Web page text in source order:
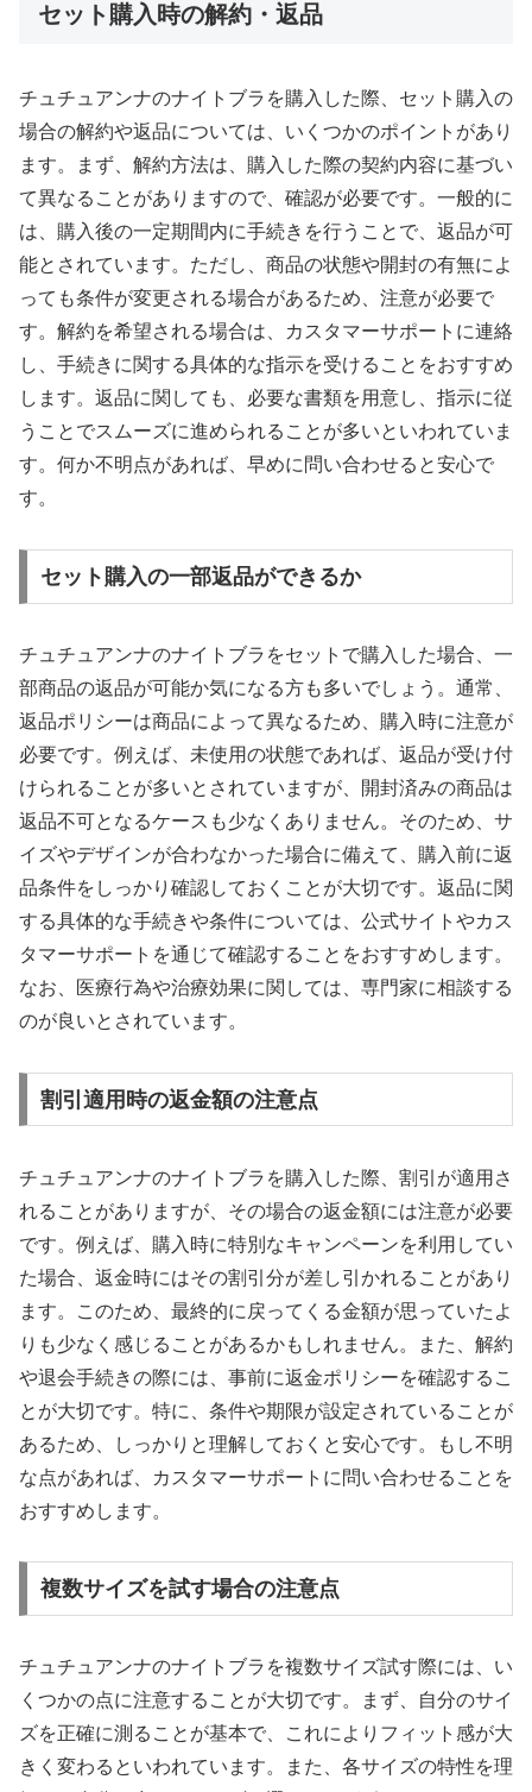
セット購入時の解約・返品
チュチュアンナのナイトブラを購入した際、セット購入の
場合の解約や返品については、いくつかのポイントがあり
ます。まず、解約方法は、購入した際の契約内容に基づい
て異なることがありますので、確認が必要です。一般的に
は、購入後の一定期間内に手続きを行うことで、返品が可
能とされています。ただし、商品の状態や開封の有無によ
っても条件が変更される場合があるため、注意が必要で
す。解約を希望される場合は、カスタマーサポートに連絡
し、手続きに関する具体的な指示を受けることをおすすめ
します。返品に関しても、必要な書類を用意し、指示に従
うことでスムーズに進められることが多いといわれていま
す。何か不明点があれば、早めに問い合わせると安心で
す。
セット購入の一部返品ができるか
チュチュアンナのナイトブラをセットで購入した場合、一
部商品の返品が可能か気になる方も多いでしょう。通常、
返品ポリシーは商品によって異なるため、購入時に注意が
必要です。例えば、未使用の状態であれば、返品が受け付
けられることが多いとされていますが、開封済みの商品は
返品不可となるケースも少なくありません。そのため、サ
イズやデザインが合わなかった場合に備えて、購入前に返
品条件をしっかり確認しておくことが大切です。返品に関
する具体的な手続きや条件については、公式サイトやカス
タマーサポートを通じて確認することをおすすめします。
なお、医療行為や治療効果に関しては、専門家に相談する
のが良いとされています。
割引適用時の返金額の注意点
チュチュアンナのナイトブラを購入した際、割引が適用さ
れることがありますが、その場合の返金額には注意が必要
です。例えば、購入時に特別なキャンペーンを利用してい
た場合、返金時にはその割引分が差し引かれることがあり
ます。このため、最終的に戻ってくる金額が思っていたよ
りも少なく感じることがあるかもしれません。また、解約
や退会手続きの際には、事前に返金ポリシーを確認するこ
とが大切です。特に、条件や期限が設定されていることが
あるため、しっかりと理解しておくと安心です。もし不明
な点があれば、カスタマーサポートに問い合わせることを
おすすめします。
複数サイズを試す場合の注意点
チュチュアンナのナイトブラを複数サイズ試す際には、い
くつかの点に注意することが大切です。まず、自分のサイ
ズを正確に測ることが基本で、これによりフィット感が大
きく変わるといわれています。また、各サイズの特性を理